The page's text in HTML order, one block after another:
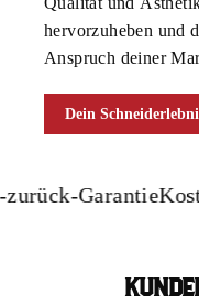
hervorzuheben und
Anspruch deiner
Dein
Garantie